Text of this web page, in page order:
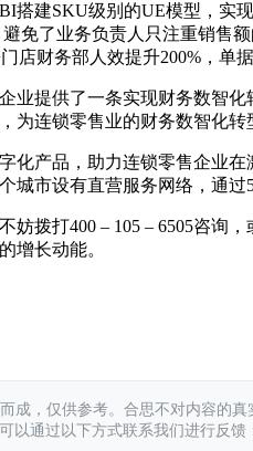
建SKU级别的UE模型，实
了业务负责人只注重销售
财务部人效提升200%，单
业提供了一条实现财务数
连锁零售业的财务数智化转
产品，助力连锁零售企业
市设有直营服务网络，通
拨打400 – 105 – 6505咨询
增长动能。
成，仅供参考。合思不对内容的
以通过以下方式联系我们进行反馈